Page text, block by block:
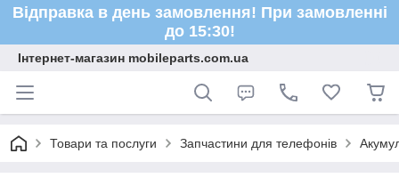
Відправка в день замовлення! При замовленні
до 15:30!
Інтернет-магазин mobileparts.com.ua
Товари та послуги Запчастини для телефонів